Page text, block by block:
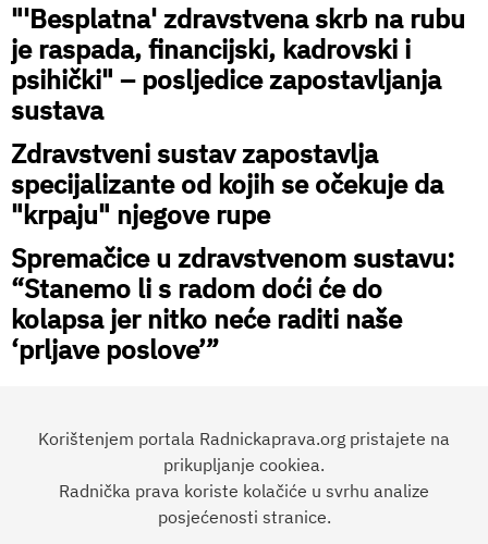
"'Besplatna' zdravstvena skrb na rubu
je raspada, financijski, kadrovski i
psihički" – posljedice zapostavljanja
sustava
Zdravstveni sustav zapostavlja
specijalizante od kojih se očekuje da
"krpaju" njegove rupe
Spremačice u zdravstvenom sustavu:
“Stanemo li s radom doći će do
kolapsa jer nitko neće raditi naše
‘prljave poslove’”
Preporučite članak:
Korištenjem portala Radnickaprava.org pristajete na
prikupljanje cookiea.
Radnička prava koriste kolačiće u svrhu analize
posjećenosti stranice.